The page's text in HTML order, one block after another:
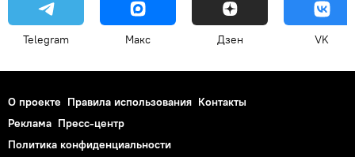
Telegram Макс Дзен VK
О проекте Правила использования Контакты
Реклама Пресс-центр
Политика конфиденциальности